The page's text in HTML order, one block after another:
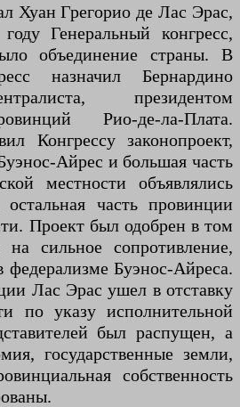
Хуан Грегорио де Лас Эрас,
Генеральный конгресс,
объединение страны. В
назначил Бернардино
президентом
Рио-де-ла-Плата.
Конгрессу законопроект,
Айрес и большая часть
местности объявлялись
часть провинции
Проект был одобрен в том
сильное сопротивление,
федерализме Буэнос-Айреса.
Лас Эрас ушел в отставку
по указу исполнительной
был распущен, а
государственные земли,
собственность